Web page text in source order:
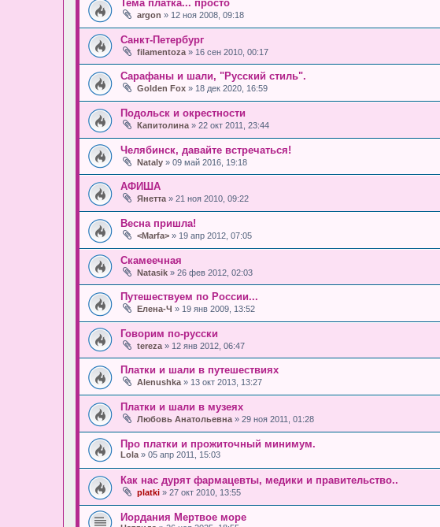
Тема платка... просто
argon » 12 ноя 2008, 09:18
Санкт-Петербург
filamentoza » 16 сен 2010, 00:17
Сарафаны и шали, "Русский стиль".
Golden Fox » 18 дек 2020, 16:59
Подольск и окрестности
Капитолина » 22 окт 2011, 23:44
Челябинск, давайте встречаться!
Nataly » 09 май 2016, 19:18
АФИША
Янетта » 21 ноя 2010, 09:22
Весна пришла!
<Marfa> » 19 апр 2012, 07:05
Скамеечная
Natasik » 26 фев 2012, 02:03
Путешествуем по России...
Елена-Ч » 19 янв 2009, 13:52
Говорим по-русски
tereza » 12 янв 2012, 06:47
Платки и шали в путешествиях
Alenushka» 13 окт 2013, 13:27
Платки и шали в музеях
Любовь Анатольевна » 29 ноя 2011, 01:28
Про платки и прожиточный минимум.
Lola » 05 апр 2011, 15:03
Как нас дурят фармацевты, медики и правительство..
platki » 27 окт 2010, 13:55
Иордания Мертвое море